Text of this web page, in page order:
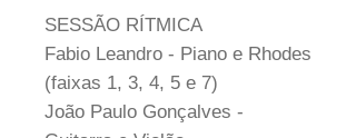
SESSÃO RÍTMICA
Fabio Leandro - Piano e Rhodes
(faixas 1, 3, 4, 5 e 7)
João Paulo Gonçalves -